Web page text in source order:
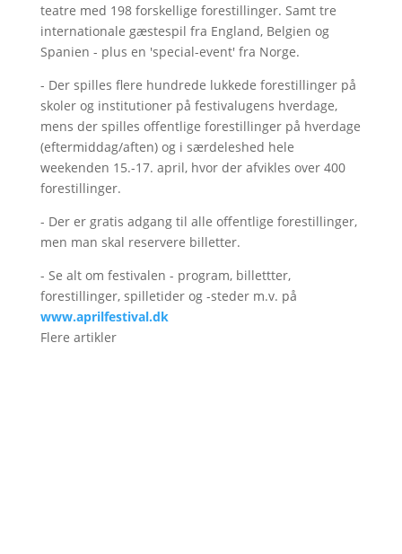
teatre med 198 forskellige forestillinger. Samt tre
internationale gæstespil fra England, Belgien og
Spanien - plus en 'special-event' fra Norge.
- Der spilles flere hundrede lukkede forestillinger på
skoler og institutioner på festivalugens hverdage,
mens der spilles offentlige forestillinger på hverdage
(eftermiddag/aften) og i særdeleshed hele
weekenden 15.-17. april, hvor der afvikles over 400
forestillinger.
- Der er gratis adgang til alle offentlige forestillinger,
men man skal reservere billetter.
- Se alt om festivalen - program, billettter,
forestillinger, spilletider og -steder m.v. på
www.aprilfestival.dk
Flere artikler